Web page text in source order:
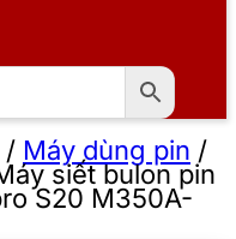
/ Máy dùng pin /
siết bulon pin
S20 M350A-